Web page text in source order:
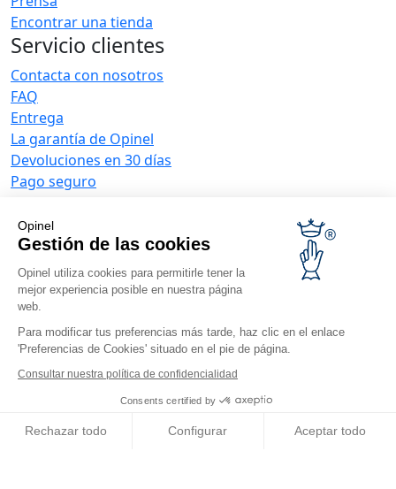
Opinel
Gestión de las cookies
Opinel utiliza cookies para permitirle tener la
mejor experiencia posible en nuestra página
web.
Para modificar tus preferencias más tarde, haz clic en el enlace
'Preferencias de Cookies' situado en el pie de página.
Consultar nuestra política de confidencialidad
Consents certified by
Rechazar todo Configurar Aceptar todo
Encontrar una tienda
Servicio clientes
Contacta con nosotros
FAQ
Entrega
La garantía de Opinel
Devoluciones en 30 días
Pago seguro
Condiciones generales de venta
Ofertas para empresas
Regalos de empresa
Restauradores
Noticias Opinel
Recibir las novedades
Venga a vernos